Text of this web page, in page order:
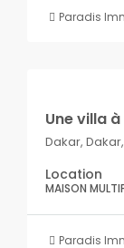
Paradis
Une villa
Dakar,
Location
MAISON
Paradis